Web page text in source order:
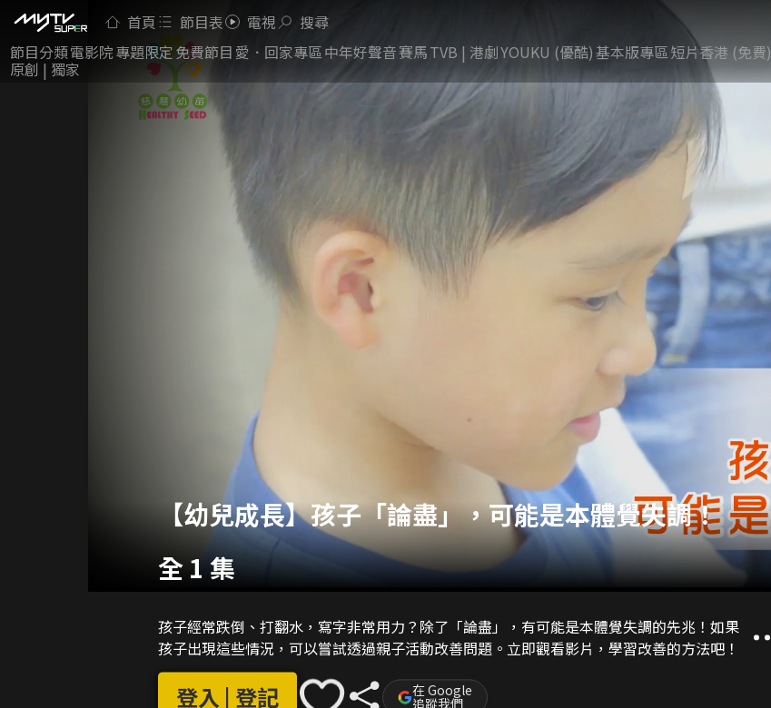
首頁 節目表 電視 搜尋
節目分類電影院專題限定免費節目 愛．回家專區中年好聲音賽馬TVB | 港劇YOUKU (優酷)基本版專區短片香港 (免費)
原創 | 獨家
【幼兒成長】孩子「論盡」，可能是本體覺失調！
全 1 集
孩子經常跌倒、打翻水，寫字非常用力？除了「論盡」，有可能是本體覺失調的先兆！如果
孩子出現這些情況，可以嘗試透過親子活動改善問題。立即觀看影片，學習改善的方法吧！
登入 | 登記 在 Google
追蹤我們